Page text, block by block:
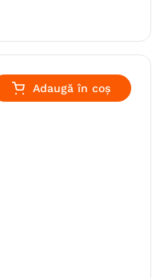
Adaugă în coș